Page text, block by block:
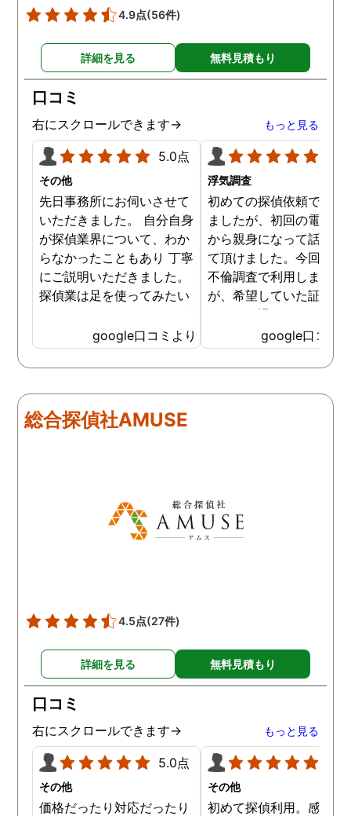
務所に関しても調べてく
ていて、周りの人たちの
かげで夫と離婚ができそ
4.9点(56件)
詳細を見る 無料見積もり
口コミ
右にスクロールできます→ もっと見る
5.0点
その他
先日事務所にお伺いさせて
いただきました。 自分自身
が探偵業界について、わか
らなかったこともあり 丁寧
にご説明いただきました。
探偵業は足を使ってみたい
SNSなどの知識も豊富で、
色んな視点から対応されて
います。 他の口コミにもあ
金が安く明確で親身になっ
て対応いただける探偵さん
google口コミより
浮気調査
初めての探偵依頼で緊張
ましたが、初回の電話相
から親身になって話を聞
て頂けました。今回、夫
不倫調査で利用しました
が、希望していた証拠を
っかりと撮ってもらうこ
が出来ました。調査中も
動きがある度に細かく報
してくださり、安心しま
読めない中、柔軟に対応
す。
google口コミ
総合探偵社AMUSE
4.5点(27件)
詳細を見る 無料見積もり
口コミ
右にスクロールできます→ もっと見る
5.0点
その他
価格だったり対応だったり
その他
初めて探偵利用。感想を